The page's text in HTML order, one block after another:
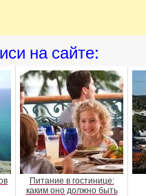
на сайте:
Питание в гостинице:
каким оно должно быть